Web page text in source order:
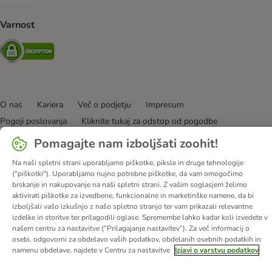
Varnost
Security
O nas Kariera Več o podjetju
Impresum
Pogoji poslovanja
Kliknite tukaj za odstop od pogodbe
Odpadki in predpisi glede varovanja okolja
Kontakt
Stroški pošiljanja in čas dostave
Izjava o dostopnosti
Informacije – Zakon o digitalnih storitvah
© zooplus SE 2026
Pomagajte nam izboljšati zoohit!
Na naši spletni strani uporabljamo piškotke, piksle in druge tehnologije
("piškotki"). Uporabljamo nujno potrebne piškotke, da vam omogočimo
brskanje in nakupovanje na naši spletni strani. Z vašim soglasjem želimo
aktivirati piškotke za izvedbene, funkcionalne in marketinške namene, da bi
izboljšali vašo izkušnjo z našo spletno stranjo ter vam prikazali relevantne
izdelke in storitve ter prilagodili oglase. Spremembe lahko kadar koli izvedete v
našem centru za nastavitve (“Prilagajanje nastavitev”). Za več informacij o
osebi, odgovorni za obdelavo vaših podatkov, obdelanih osebnih podatkih in
namenu obdelave, najdete v Centru za nastavitve Izjavi o varstvu podatkov